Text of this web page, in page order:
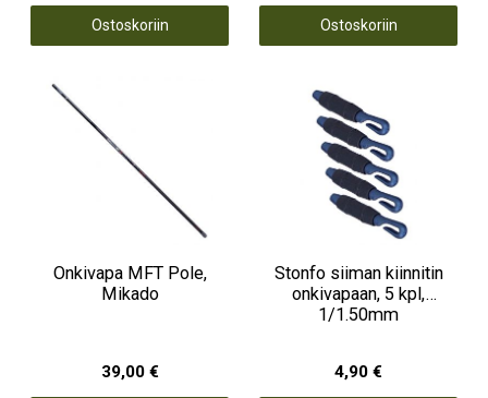
Ostoskoriin Ostoskoriin
Onkivapa MFT Pole,
Mikado
39,00 €
Stonfo siiman kiinnitin
onkivapaan, 5 kpl,
1/1.50mm
4,90 €